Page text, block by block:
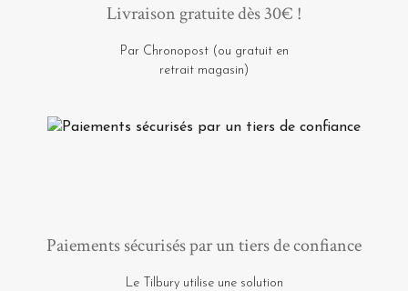
Livraison gratuite dès 30€ !
Par Chronopost (ou gratuit en
retrait magasin)
Paiements sécurisés par un tiers de confiance
Le Tilbury utilise une solution